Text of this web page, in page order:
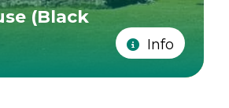
(Black
Info